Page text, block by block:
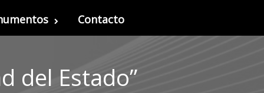
Contacto
del Estado”